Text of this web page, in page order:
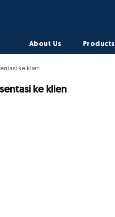
About Us Products
ke klien
ke klien